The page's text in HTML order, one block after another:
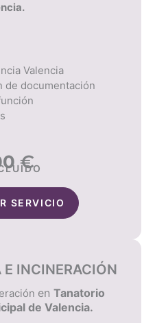
Valencia
de documentación
€
SERVICIO
INCINERACIÓN
en Tanatorio
de Valencia.